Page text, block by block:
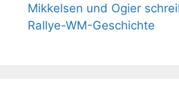
Mikkelsen und Ogier
Rallye-WM-Geschichte